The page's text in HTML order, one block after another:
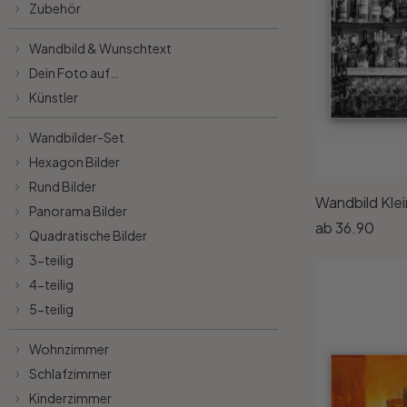
Wandtattoo & Bilderrahmen
Wandtattoo & Uhrwerk
Wandtattoo & Haken
Wandtattoo & 3D Schmetterlinge
Liebe
Familie
Home
Zweifarbig
Künstler
Rund Bilder
Panorama Bilder
Quadratische Bilder
3-teilig
4-teilig
Selbstklebend
Papiertapeten
Tapeten Gold
Tapeten Schwarz
Tapeten Grau
Tapeten Gelb
Tapeten Rot
Tischplatten
Zubehör
Wandbild & Wunschtext
Dein Foto auf…
Künstler
Wandbilder-Set
Hexagon Bilder
Rund Bilder
Panorama Bilder
Quadratische Bilder
3-teilig
4-teilig
5-teilig
Wohnzimmer
Schlafzimmer
Kinderzimmer
Wandbild
ab36.90